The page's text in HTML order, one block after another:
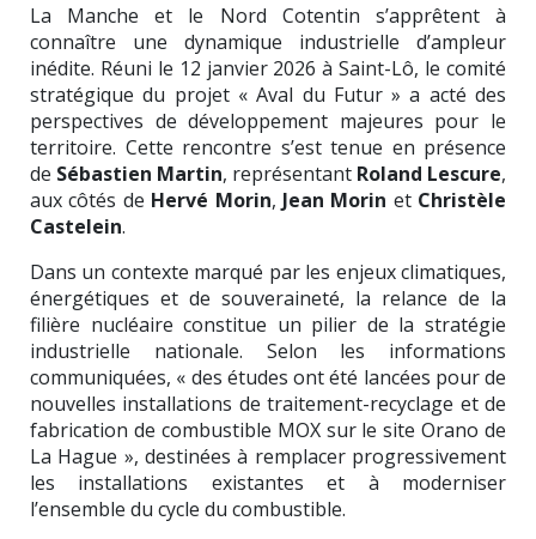
La Manche et le Nord Cotentin s’apprêtent à
connaître une dynamique industrielle d’ampleur
inédite. Réuni le 12 janvier 2026 à Saint-Lô, le comité
stratégique du projet « Aval du Futur » a acté des
perspectives de développement majeures pour le
territoire. Cette rencontre s’est tenue en présence
de Sébastien Martin, représentant Roland Lescure,
aux côtés de Hervé Morin, Jean Morin et Christèle
Castelein.
Dans un contexte marqué par les enjeux climatiques,
énergétiques et de souveraineté, la relance de la
filière nucléaire constitue un pilier de la stratégie
industrielle nationale. Selon les informations
communiquées, « des études ont été lancées pour de
nouvelles installations de traitement-recyclage et de
fabrication de combustible MOX sur le site Orano de
La Hague », destinées à remplacer progressivement
les installations existantes et à moderniser
l’ensemble du cycle du combustible.